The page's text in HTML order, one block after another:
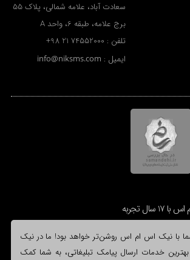
سعادت آباد، علامه شمالی، پلاک 55
برج علامه، طبقه 6، واحد A
تلفن : +98 21 74552000
ایمیل : info@niksms.com
تجربه
با نیک اس ام اس روشن‌تر خواهد بود! ما در نیک
خدمات ارسال پیامک تبلیغاتی، به شما کمک